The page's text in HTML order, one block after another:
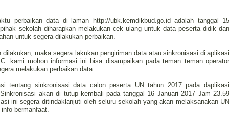
perbaikan data di laman http://ubk.kemdikbud.go.id adalah tanggal 15
sekolah diharapkan melakukan cek ulang untuk data peserta didik dan
untuk segera dilakukan perbaikan.
dilakukan, maka segera lakukan pengiriman data atau sinkronisasi di aplikasi
kami mohon informasi ini bisa disampaikan pada teman teman operator
melakukan perbaikan data.
tentang sinkronisasi data calon peserta UN tahun 2017 pada daplikasi
akan di tutup kembali pada tanggal 16 Januari 2017 Jam 23.59
ini segera ditindaklanjuti oleh seluru sekolah yang akan melaksanakan UN
bermanfaat.